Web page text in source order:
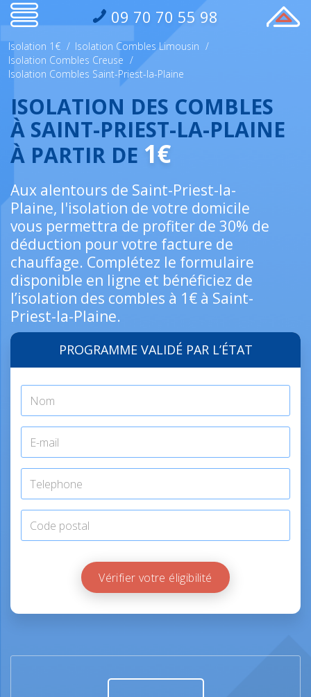
09 70 70 55 98
Isolation 1€ / Isolation Combles Limousin /
Isolation Combles Creuse /
Isolation Combles Saint-Priest-la-Plaine
ISOLATION DES COMBLES
À SAINT-PRIEST-LA-PLAINE
À PARTIR DE 1€
Aux alentours de Saint-Priest-la-
Plaine, l'isolation de votre domicile
vous permettra de profiter de 30% de
déduction pour votre facture de
chauffage. Complétez le formulaire
disponible en ligne et bénéficiez de
l’isolation des combles à 1€ à Saint-
Priest-la-Plaine.
PROGRAMME VALIDÉ PAR L’ÉTAT
Vérifier votre éligibilité